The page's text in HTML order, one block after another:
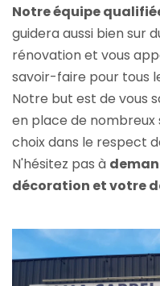
Notre équipe
guidera aussi bien sur
rénovation et vous
savoir-faire pour tous
Notre but est de vous
en place de
choix dans le respect
N'hésitez pas à
décoration et votre